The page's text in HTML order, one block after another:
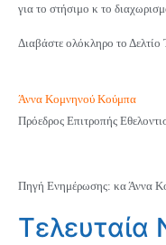
για το στήσιμο κ το
Διαβάστε ολόκληρο το Δελτίο
Άννα Κομνηνού Κούμπα
Πρόεδρος Επιτροπής
Πηγή Ενημέρωσης: κα Άννα
Τελευταία